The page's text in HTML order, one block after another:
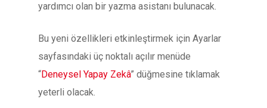
yardımcı olan bir yazma asistanı bulunacak.
Bu yeni özellikleri etkinleştirmek için Ayarlar
sayfasındaki üç noktalı açılır menüde
“Deneysel Yapay Zekâ” düğmesine tıklamak
yeterli olacak.